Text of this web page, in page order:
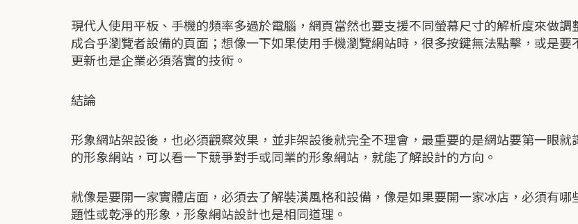
現代人使用平板、手機的頻率多過於電腦，網頁當然也要支援不同螢幕尺寸的解析度來做
成合乎瀏覽者設備的頁面；想像一下如果使用手機瀏覽網站時，很多按鍵無法點擊，或是
更新也是企業必須落實的技術。
結論
形象網站架設後，也必須觀察效果，並非架設後就完全不理會，最重要的是網站要第一眼
的形象網站，可以看一下競爭對手或同業的形象網站，就能了解設計的方向。
就像是要開一家實體店面，必須去了解裝潢風格和設備，像是如果要開一家冰店，必須有
題性或乾淨的形象，形象網站設計也是相同道理。